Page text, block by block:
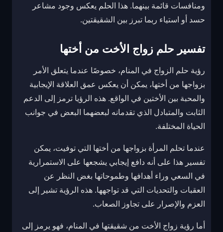
ومنافسات قائمة بينهما. هذا الحلم يعكس وجود مشاعر
حسد أو استياء ربما تبرز بين الشقيقتين.
تفسير حلم زواج الأخت من أختها
رؤية حلم الزواج في المنام، خصوصًا عندما يتعلق الأمر
بزواجها من أختها، يمكن أن يعكس عمق العلاقة الإيجابية
والمحبة بين الأختين في الواقع. هذه الرؤيا ترمز إلى الدعم
الثابت والمتبادل الذي تقدمانه لبعضهما البعض في جوانب
الحياة المختلفة.
عندما تحلم المرأة بزواجها من أختها التي توفيت، يمكن
تفسير هذا على أنه دافع إيجابي يشجعها على الاستمرارية
في السعي وراء أهدافها وطموحاتها بغض النظر عن
العقبات والتحديات التي قد تواجهها. هذه الرؤية تشير إلى
العزم والإصرار على تجاوز الصعاب.
أما رؤية زواج الأخت من شقيقتها في المنام، فهو يرمز إلى